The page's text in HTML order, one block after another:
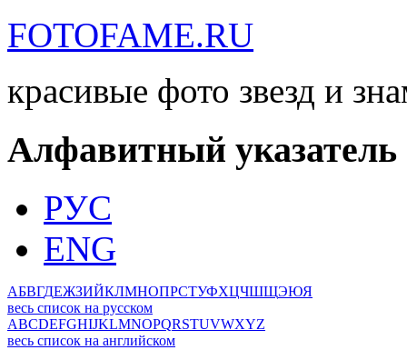
FOTOFAME.RU
красивые фото звезд и
Алфавитный указатель
РУС
ENG
АБВГДЕЖЗИЙКЛМНОПРСТУФХЦЧШЩЭЮЯ
весь список на русском
ABCDEFGHIJKLMNOPQRSTUVWXYZ
весь список на английском